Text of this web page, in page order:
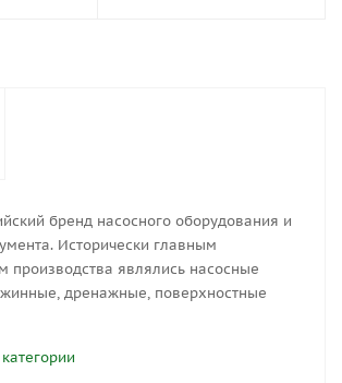
бренд насосного оборудования и
Исторически главным
производства являлись насосные
дренажные, поверхностные